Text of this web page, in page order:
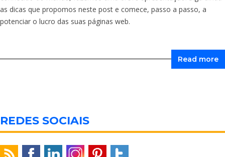
as dicas que propomos neste post e comece, passo a passo, a
potenciar o lucro das suas páginas web.
Read more
REDES SOCIAIS